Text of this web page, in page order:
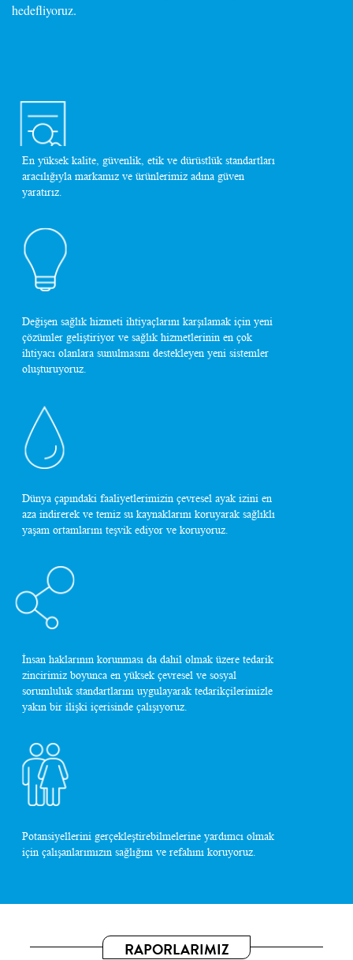
hedefliyoruz.
En yüksek kalite, güvenlik, etik ve dürüstlük standartları
aracılığıyla markamız ve ürünlerimiz adına güven
yaratırız.
Değişen sağlık hizmeti ihtiyaçlarını karşılamak için yeni
çözümler geliştiriyor ve sağlık hizmetlerinin en çok
ihtiyacı olanlara sunulmasını destekleyen yeni sistemler
oluşturuyoruz.
Dünya çapındaki faaliyetlerimizin çevresel ayak izini en
aza indirerek ve temiz su kaynaklarını koruyarak sağlıklı
yaşam ortamlarını teşvik ediyor ve koruyoruz.
İnsan haklarının korunması da dahil olmak üzere tedarik
zincirimiz boyunca en yüksek çevresel ve sosyal
sorumluluk standartlarını uygulayarak tedarikçilerimizle
yakın bir ilişki içerisinde çalışıyoruz.
Potansiyellerini gerçekleştirebilmelerine yardımcı olmak
için çalışanlarımızın sağlığını ve refahını koruyoruz.
RAPORLARIMIZ